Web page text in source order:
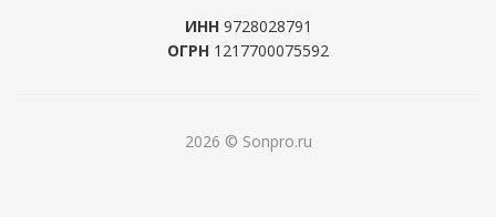
ИНН9728028791
ОГРН 1217700075592
2026 © Sonpro.ru